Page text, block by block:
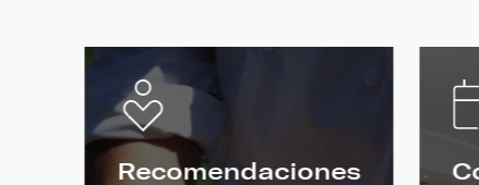
Recomendaciones